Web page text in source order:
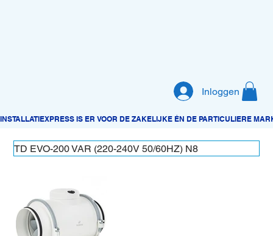
Inloggen
TD EVO-200 VAR (220-240V 50/60HZ) N8